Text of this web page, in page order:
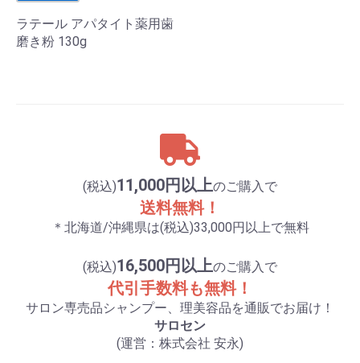
(税込)11,000円以上のご購入で
送料無料！
＊北海道/沖縄県は(税込)33,000円以上で無料
(税込)16,500円以上のご購入で
代引手数料も無料！
サロン専売品シャンプー、理美容品を通販でお届け！
サロセン
(運営：株式会社 安永)
ラテール アパタイト薬用歯
磨き粉 130g